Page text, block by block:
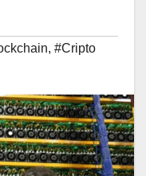
, #Cripto